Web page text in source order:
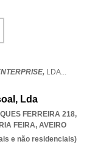
LDA...
Lda
FERREIRA 218,
FEIRA, AVEIRO
e não residenciais)